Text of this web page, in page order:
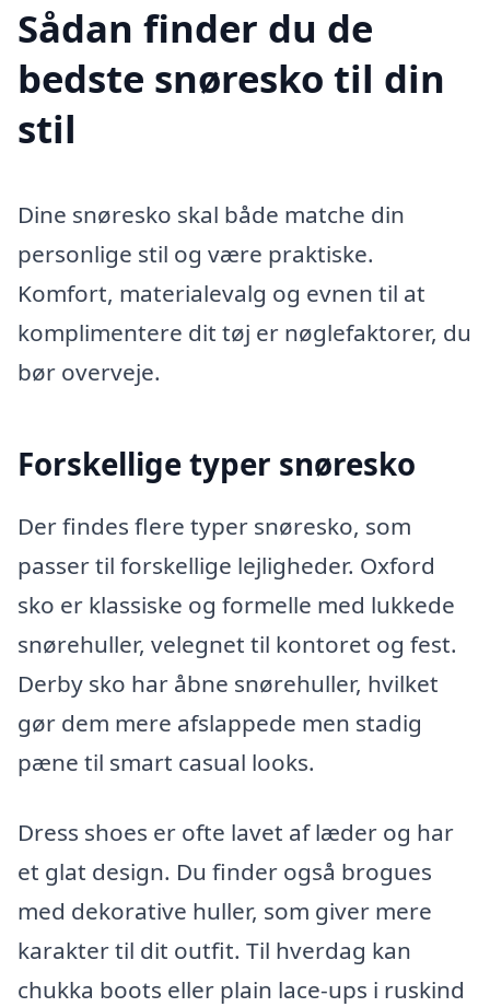
Sådan finder du de
bedste snøresko til din
stil
Dine snøresko skal både matche din
personlige stil og være praktiske.
Komfort, materialevalg og evnen til at
komplimentere dit tøj er nøglefaktorer, du
bør overveje.
Forskellige typer snøresko
Der findes flere typer snøresko, som
passer til forskellige lejligheder. Oxford
sko er klassiske og formelle med lukkede
snørehuller, velegnet til kontoret og fest.
Derby sko har åbne snørehuller, hvilket
gør dem mere afslappede men stadig
pæne til smart casual looks.
Dress shoes er ofte lavet af læder og har
et glat design. Du finder også brogues
med dekorative huller, som giver mere
karakter til dit outfit. Til hverdag kan
chukka boots eller plain lace-ups i ruskind